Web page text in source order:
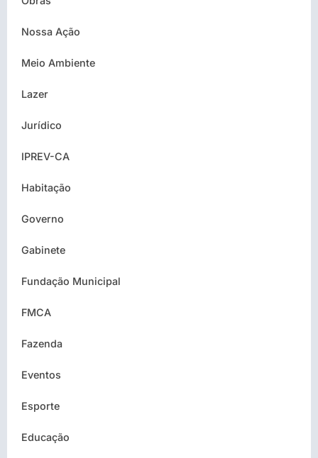
Nossa Ação
Meio Ambiente
Lazer
Jurídico
IPREV-CA
Habitação
Governo
Gabinete
Fundação Municipal
FMCA
Fazenda
Eventos
Esporte
Educação